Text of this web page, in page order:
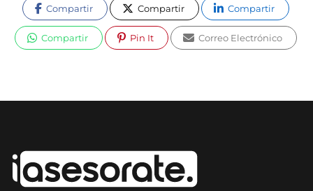
Compartir Compartir Compartir
Compartir Pin It Correo Electrónico